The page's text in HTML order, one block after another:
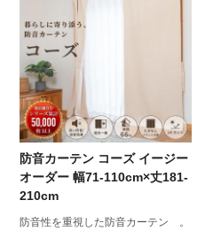
防音性を重視した防音カーテン 。
防音カーテン コーズ イージー
オーダー 幅71-110cm×丈181-
210cm